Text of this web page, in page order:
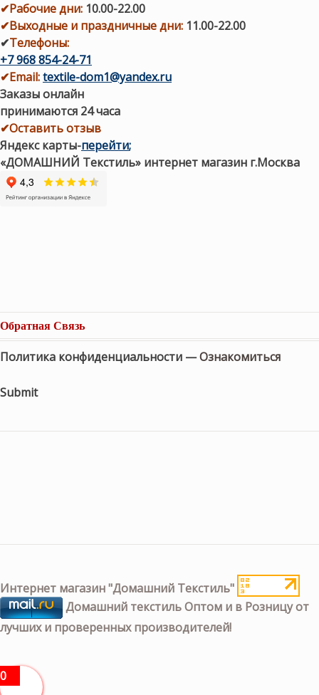
✔Рабочие дни: 10.00-22.00
✔Выходные и праздничные дни: 11.00-22.00
✔Телефоны:
+7 968 854-24-71
✔Email:textile-dom1@yandex.ru
Заказы онлайн
принимаются 24 часа
✔Оставить отзыв
Яндекс карты-перейти;
«ДОМАШНИЙ Текстиль» интернет магазин г.Москва
Обратная Связь
Политика конфиденциальности —Ознакомиться
Submit
Интернет магазин "Домашний Текстиль"
Домашний текстиль Оптом и в Розницу от
лучших и проверенных производителей!
0